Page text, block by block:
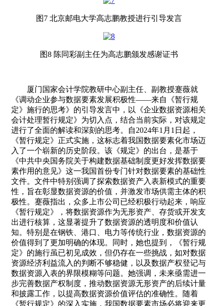
图7 北京邮电大学高志鹏教授进行引导发言
图8 陈同彩副主任为高志鹏颁发感谢证书
厦门国家会计学院教研中心副主任、副教授蹇薇就
《调动企业参与数据要素发展积极性——来自《暂行规
定》施行的思考》的引导发言中，以《企业数据资源相关
会计处理暂行规定》为切入点，结合当前实际，对该规定
进行了全面的解读和深刻的思考。自2024年1月1日起，
《暂行规定》正式实施，这标志着我国数据要素化市场迈
入了一个崭新的历史阶段。该《规定》的出台，是基于
《中共中央国务院关于构建数据基础制度更好发挥数据要
素作用的意见》这一我国首份专门针对数据要素的基础性
文件。文件中特别强调了探索数据资产入表新模式的重要
性，旨在彰显数据资源的价值，并激发市场供需主体的积
极性。蹇薇指出，众多上市公司已经积极行动起来，响应
《暂行规定》，将数据资源作为无形资产、存货或开发支
出进行核算，这显著提升了数据资源的透明度和价值认
知。特别是在钢铁、港口、电力等传统行业，数据资源的
价值得到了更加明确的体现。同时，她也提到，《暂行规
定》的施行虽已初见成效，但仍存在一些挑战，如对数据
资源经济利益流入的判断不够稳健，以及数据产权登记与
数据资源入表的界限模糊等问题。她强调，未来亟需进一
步完善数据产权制度，推动数据资源无形资产的后续计量
和披露工作，以提高数据资源价值评估的准确性。随着
《暂行规定》的深入实施，我国数据要素市场必将迎来更